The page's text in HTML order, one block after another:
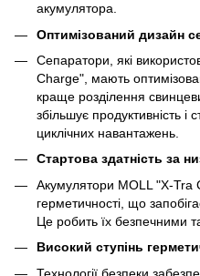
акумулятора.
Оптимізований дизайн
Сепаратори, які
Charge", мають
краще розділення
збільшує продуктивність і
циклічних навантажень.
Стартова здатність за
Акумулятори MOLL "X-Tra
герметичності, що
Це робить їх безпечними
Високий ступінь
Технології безпеки